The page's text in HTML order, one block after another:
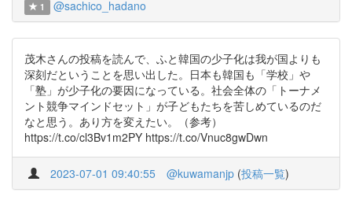
1 @sachico_hadano
茂木さんの投稿を読んで、ふと韓国の少子化は我が国よりも
深刻だということを思い出した。日本も韓国も「学校」や
「塾」が少子化の要因になっている。社会全体の「トーナメ
ント競争マインドセット」が子どもたちを苦しめているのだ
なと思う。あり方を変えたい。（参考）
https://t.co/cl3Bv1m2PY https://t.co/Vnuc8gwDwn
2023-07-01 09:40:55 @kuwamanjp (投稿一覧)